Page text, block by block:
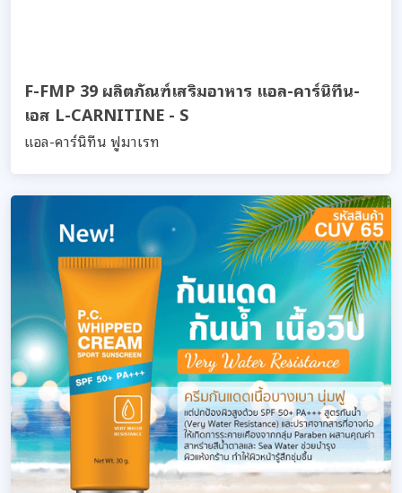
F-FMP 39 ผลิตภัณฑ์เสริมอาหาร แอล-คาร์นิทีน-
เอส L-CARNITINE - S
แอล-คาร์นิทีน ฟูมาเรท